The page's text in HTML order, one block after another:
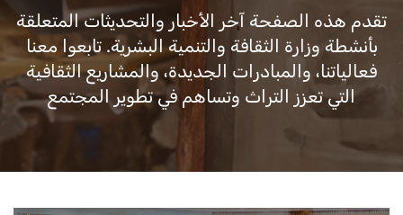
تقدم هذه الصفحة آخر الأخبار والتحديثات المتعلقة
بأنشطة وزارة الثقافة والتنمية البشرية. تابعوا معنا
فعالياتنا، والمبادرات الجديدة، والمشاريع الثقافية
التي تعزز التراث وتساهم في تطوير المجتمع